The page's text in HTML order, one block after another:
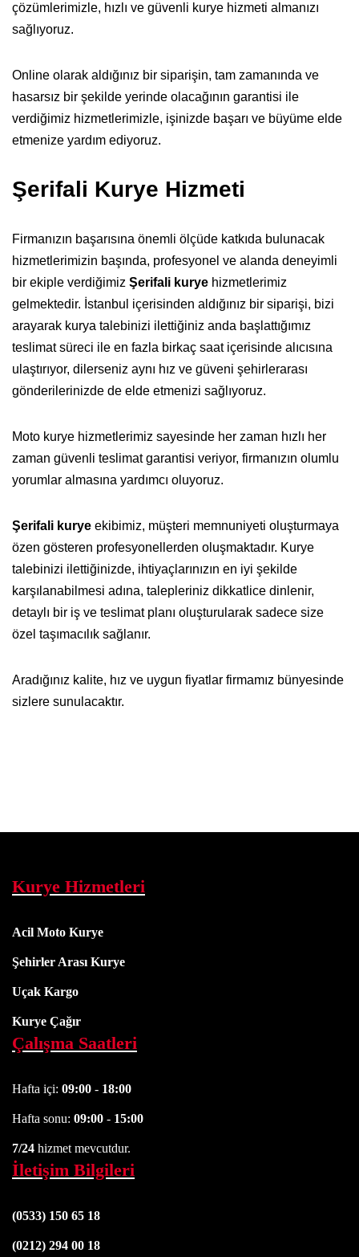
çözümlerimizle, hızlı ve güvenli kurye hizmeti almanızı
sağlıyoruz.
Online olarak aldığınız bir siparişin, tam zamanında ve
hasarsız bir şekilde yerinde olacağının garantisi ile
verdiğimiz hizmetlerimizle, işinizde başarı ve büyüme elde
etmenize yardım ediyoruz.
Şerifali Kurye Hizmeti
Firmanızın başarısına önemli ölçüde katkıda bulunacak
hizmetlerimizin başında, profesyonel ve alanda deneyimli
bir ekiple verdiğimiz Şerifali kurye hizmetlerimiz
gelmektedir. İstanbul içerisinden aldığınız bir siparişi, bizi
arayarak kurya talebinizi ilettiğiniz anda başlattığımız
teslimat süreci ile en fazla birkaç saat içerisinde alıcısına
ulaştırıyor, dilerseniz aynı hız ve güveni şehirlerarası
gönderilerinizde de elde etmenizi sağlıyoruz.
Moto kurye hizmetlerimiz sayesinde her zaman hızlı her
zaman güvenli teslimat garantisi veriyor, firmanızın olumlu
yorumlar almasına yardımcı oluyoruz.
Şerifali kurye ekibimiz, müşteri memnuniyeti oluşturmaya
özen gösteren profesyonellerden oluşmaktadır. Kurye
talebinizi ilettiğinizde, ihtiyaçlarınızın en iyi şekilde
karşılanabilmesi adına, talepleriniz dikkatlice dinlenir,
detaylı bir iş ve teslimat planı oluşturularak sadece size
özel taşımacılık sağlanır.
Aradığınız kalite, hız ve uygun fiyatlar firmamız bünyesinde
sizlere sunulacaktır.
Kurye Hizmetleri
Acil Moto Kurye
Şehirler Arası Kurye
Uçak Kargo
Kurye Çağır
Çalışma Saatleri
Hafta içi: 09:00 - 18:00
Hafta sonu: 09:00 - 15:00
7/24 hizmet mevcutdur.
İletişim Bilgileri
(0533) 150 65 18
(0212) 294 00 18